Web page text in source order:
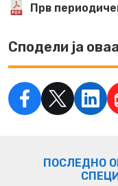
Прв
Сподели ја
ПОСЛЕДНО